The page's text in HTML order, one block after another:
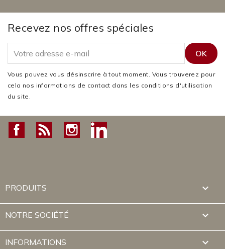
Recevez nos offres spéciales
Vous pouvez vous désinscrire à tout moment. Vous trouverez pour
cela nos informations de contact dans les conditions d'utilisation
du site.
FacebookRss Instagram
PRODUITS 
NOTRE SOCIÉTÉ 
INFORMATIONS keyboard_arrow_down